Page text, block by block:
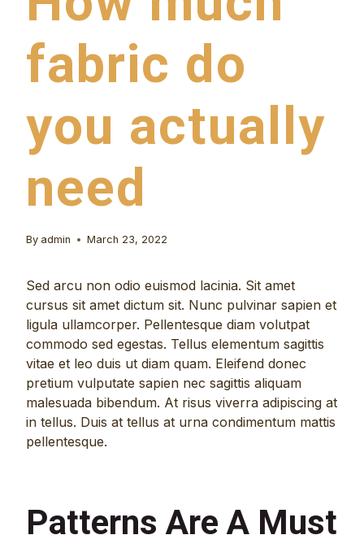
fabric do
you actually
need
By admin March 23, 2022
Sed arcu non odio euismod lacinia. Sit amet
cursus sit amet dictum sit. Nunc pulvinar sapien et
ligula ullamcorper. Pellentesque diam volutpat
commodo sed egestas. Tellus elementum sagittis
vitae et leo duis ut diam quam. Eleifend donec
pretium vulputate sapien nec sagittis aliquam
malesuada bibendum. At risus viverra adipiscing at
in tellus. Duis at tellus at urna condimentum mattis
pellentesque.
Patterns Are A Must